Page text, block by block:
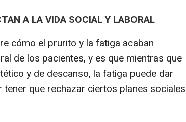
A LA VIDA SOCIAL Y LABORAL
cómo el prurito y la fatiga acaban
de los pacientes, y es que mientras que
y de descanso, la fatiga puede dar
que rechazar ciertos planes sociales